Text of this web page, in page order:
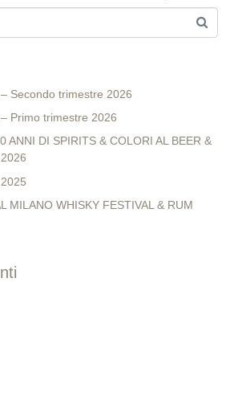
– Secondo trimestre 2026
– Primo trimestre 2026
ANNI DI SPIRITS & COLORI AL BEER &
MILANO WHISKY FESTIVAL & RUM